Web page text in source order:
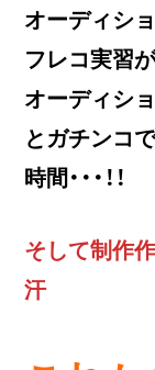
オーディショ
フレコ実習が
オーディシ
とガチンコ
時間・・・！！
そして制作
汗